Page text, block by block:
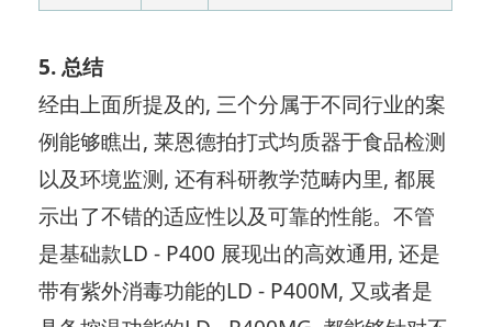
5. 总结
经由上面所提及的, 三个分属于不同行业的案
例能够瞧出, 莱恩德拍打式均质器于食品检测
以及环境监测, 还有科研教学范畴内里, 都展
示出了不错的适应性以及可靠的性能。不管
是基础款LD - P400 展现出的高效通用, 还是
带有紫外消毒功能的LD - P400M, 又或者是